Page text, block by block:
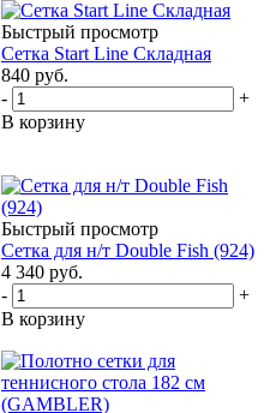
Быстрый просмотр
Сетка Start Line Складная
840 руб.
-
+
В корзину
Быстрый просмотр
Сетка для н/т Double Fish (924)
4 340 руб.
-
+
В корзину